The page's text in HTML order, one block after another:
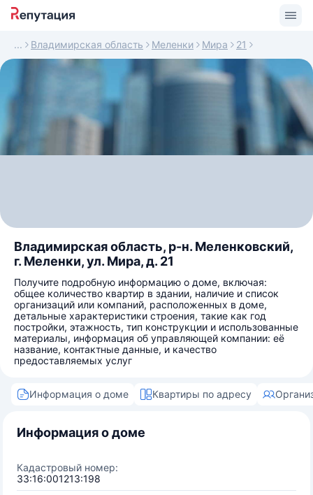
Владимирская область Меленки Мира 21
Владимирская область, р-н. Меленковский,
г. Меленки, ул. Мира, д. 21
Получите подробную информацию о доме, включая:
общее количество квартир в здании, наличие и список
организаций или компаний, расположенных в доме,
детальные характеристики строения, такие как год
постройки, этажность, тип конструкции и использованные
материалы, информация об управляющей компании: её
название, контактные данные, и качество
предоставляемых услуг
Информация о доме Квартиры по адресу
Информация о доме
Кадастровый номер:
33:16:001213:198